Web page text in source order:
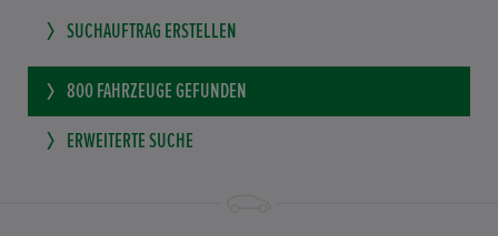
SUCHAUFTRAG ERSTELLEN
800 FAHRZEUGE GEFUNDEN
ERWEITERTE SUCHE